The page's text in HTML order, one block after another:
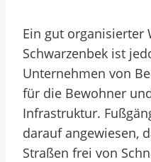
Ein gut organisierter
Schwarzenbek ist
Unternehmen von
für die Bewohner
Infrastruktur.
darauf angewiesen,
Straßen frei von